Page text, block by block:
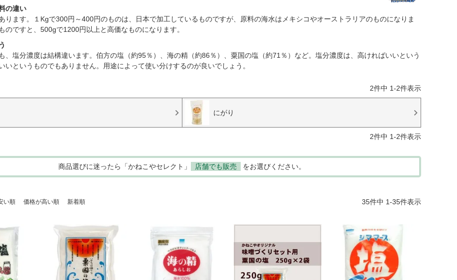
の違い
ります。１Kgで300円～400円のものは、日本で加工しているものですが、原料の海水はメキシコやオーストラリアのものになりま
のですと、500gで1200円以上と高価なものになります。
、塩分濃度は結構違います。伯方の塩（約95％）、海の精（約86％）、粟国の塩（約71％）など。塩分濃度は、高ければいいという
いというものでもありません。用途によって使い分けするのが良いでしょう。
2件中 1-2件表示
にがり
2件中 1-2件表示
商品選びに迷ったら「かねこやセレクト」 店舗でも販売 をお選びください。
い順 価格が高い順 新着順 35件中 1-35件表示